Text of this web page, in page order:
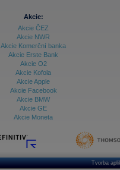
Akcie:
Akcie ČEZ
Akcie NWR
Akcie Komerční banka
Akcie Erste Bank
Akcie O2
Akcie Kofola
Akcie Apple
Akcie Facebook
Akcie BMW
Akcie GE
Akcie Moneta
Tvorba